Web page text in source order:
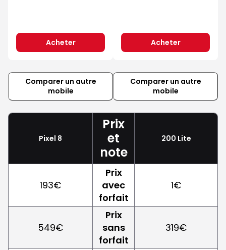
Acheter Acheter
Comparer un autre
mobile
Comparer un autre
mobile
Pixel 8
Prix
et
note
200 Lite
193€
Prix
avec
forfait
1€
549€
Prix
sans
forfait
319€